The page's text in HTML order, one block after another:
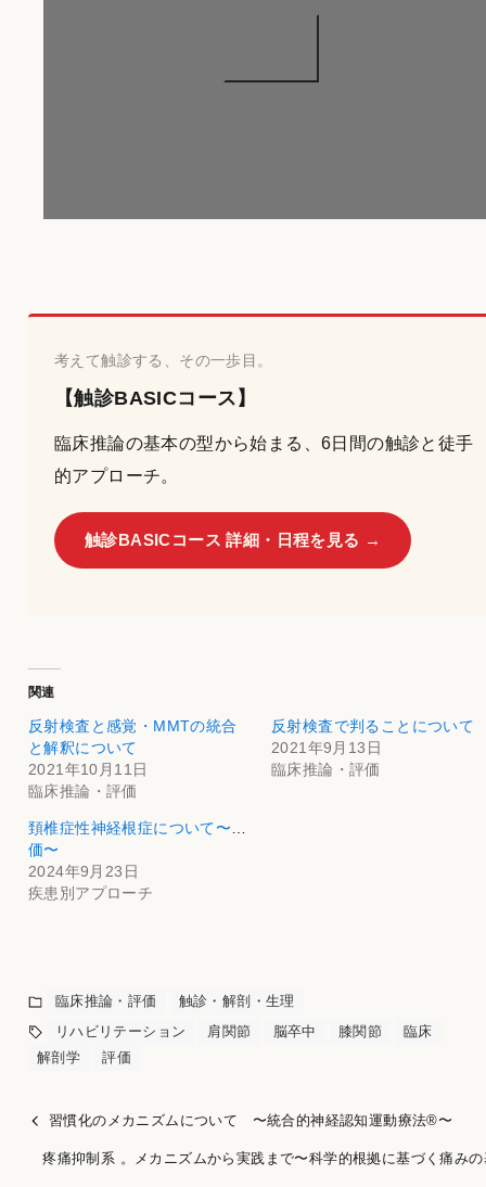
考えて触診する、その一歩目。
【触診BASICコース】
臨床推論の基本の型から始まる、6日間の触診と徒手
的アプローチ。
触診BASICコース 詳細・日程を見る →
関連
反射検査と感覚・MMTの統合
と解釈について
2021年10月11日
臨床推論・評価
反射検査で判ることについて
2021年9月13日
臨床推論・評価
頚椎症性神経根症について〜評
価〜
2024年9月23日
疾患別アプローチ
臨床推論・評価
触診・解剖・生理
リハビリテーション
肩関節 脳卒中 膝関節
臨床
解剖学
評価
習慣化のメカニズムについて 〜統合的神経認知運動療法®︎〜
疼痛抑制系 。メカニズムから実践まで〜科学的根拠に基づく痛み